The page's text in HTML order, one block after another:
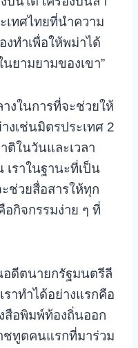
เทศไทยที่นำความ
ทำเพื่อให้พม่าได้
ยามยามของเขา”
งในการที่จะช่วยให้
งเช่นมิตรประเทศ 2
ติในวันและเวลา
เราในฐานะที่เป็น
ช่วยสื่อสารให้ทุก
กิจกรรมง่าย ๆ ที่
อดีตนายกรัฐมนตรีลี
าทำได้อย่างแรกคือ
สือพิมพ์ท้องถิ่นออก
ชทูตคนแรกที่มาร่วม